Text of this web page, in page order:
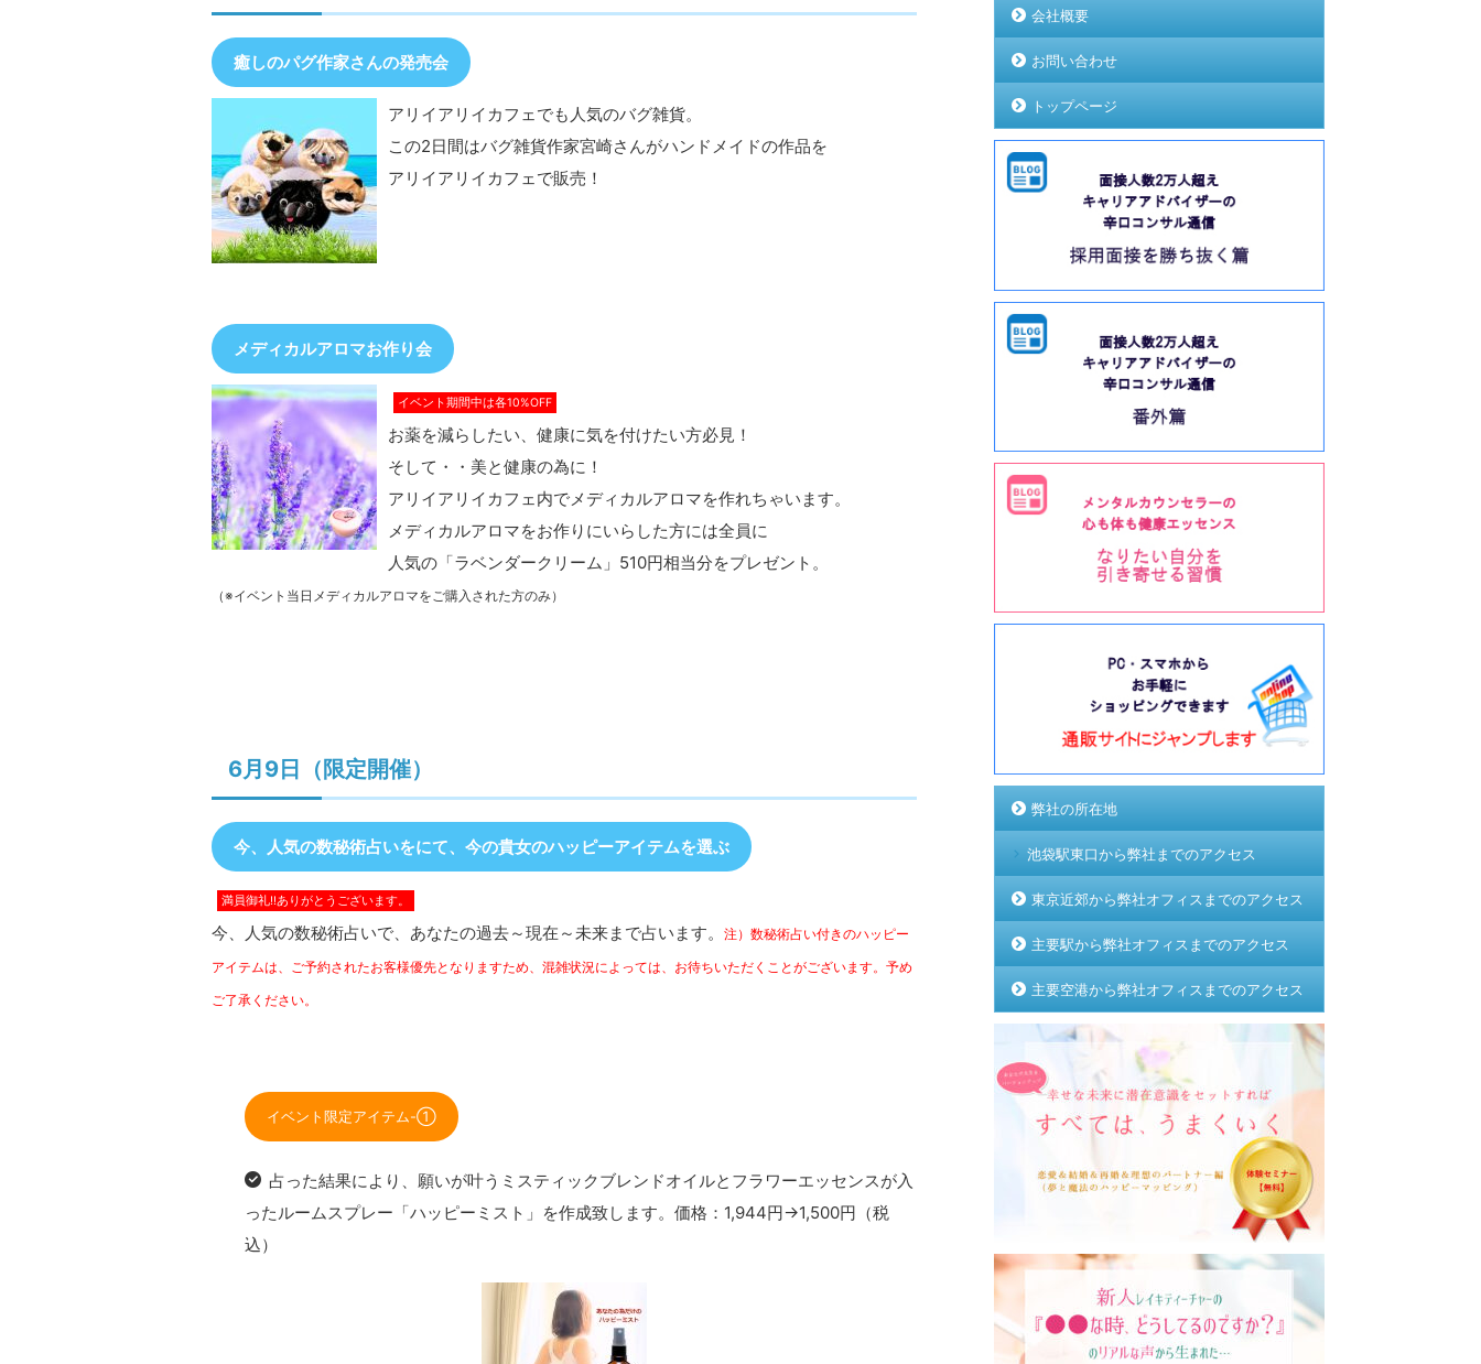
癒しのパグ作家さんの発売会
アリイアリイカフェでも人気のバグ雑貨。
この2日間はバグ雑貨作家宮崎さんがハンドメイドの作品を
アリイアリイカフェで販売！
メディカルアロマお作り会
イベント期間中は各10%OFF
お薬を減らしたい、健康に気を付けたい方必見！
そして・・美と健康の為に！
アリイアリイカフェ内でメディカルアロマを作れちゃいます。
メディカルアロマをお作りにいらした方には全員に
人気の「ラベンダークリーム」510円相当分をプレゼント。
（※イベント当日メディカルアロマをご購入された方のみ）
6月9日（限定開催）
今、人気の数秘術占いをにて、今の貴女のハッピーアイテムを選ぶ
満員御礼!!ありがとうございます。
今、人気の数秘術占いで、あなたの過去～現在～未来まで占います。
注）数秘術占い付きのハッピー
アイテムは、ご予約されたお客様優先となりますため、混雑状況によっては、お待ちいただくことがございます。予め
ご了承ください。
イベント限定アイテム-①
占った結果により、願いが叶うミスティックブレンドオイルとフラワーエッセンスが入
ったルームスプレー「ハッピーミスト」を作成致します。価格： 1,944円→1,500円（税
込）
会社概要
お問い合わせ
トップページ
弊社の所在地
池袋駅東口から弊社までのアクセス
東京近郊から弊社オフィスまでのアクセス
主要駅から弊社オフィスまでのアクセス
主要空港から弊社オフィスまでのアクセス